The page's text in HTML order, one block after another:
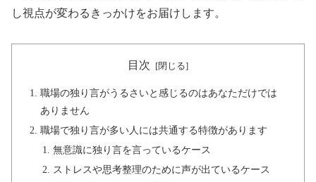
し視点が変わるきっかけをお届けします。
目次
職場の独り言がうるさいと感じるのはあなただけでは
ありません
職場で独り言が多い人には共通する特徴があります
無意識に独り言を言っているケース
ストレスや思考整理のために声が出ているケース